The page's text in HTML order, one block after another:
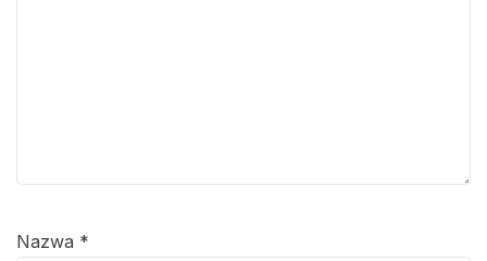
Nazwa *